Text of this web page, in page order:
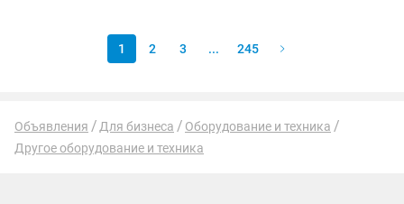
1 2 3 ... 245
Объявления Для бизнеса
Оборудование и техника
Другое оборудование и техника